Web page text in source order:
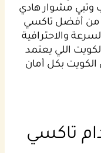
مشوار هادي
من أفضل تاكسي
والاحترافية
اللي يعتمد
بكل أمان
تاكسي